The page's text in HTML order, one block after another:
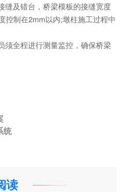
缝及错台，桥梁模板的接缝宽度
控制在2mm以内;墩柱施工过程中
须全程进行测量监控，确保桥梁
统
读